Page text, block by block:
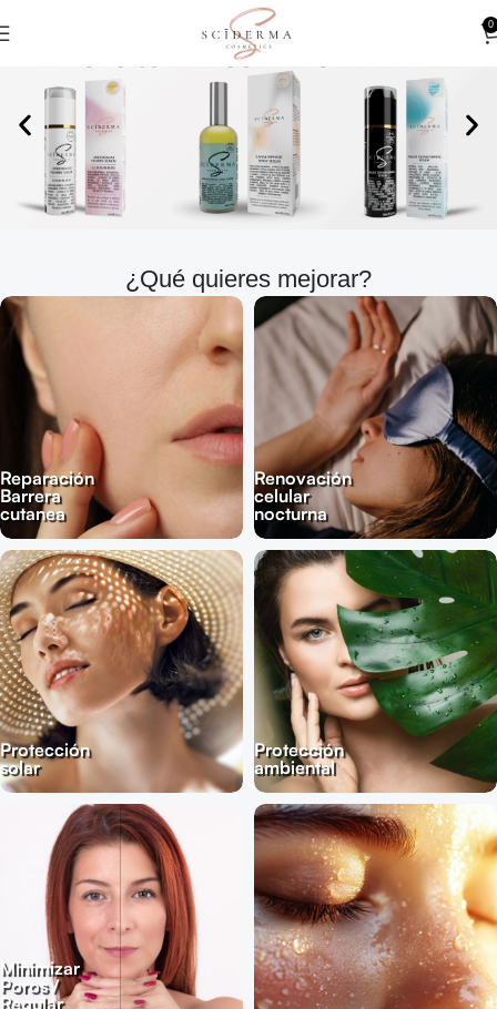
0
¿Qué quieres mejorar?
Reparación
Barrera
cutanea
Renovación
celular
nocturna
Protección
solar
Protección
ambiental
Minimizar
Poros /
Regular